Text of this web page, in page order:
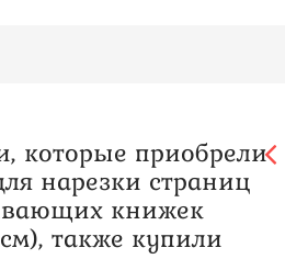
которые приобрели
нарезки страниц
книжек
также купили